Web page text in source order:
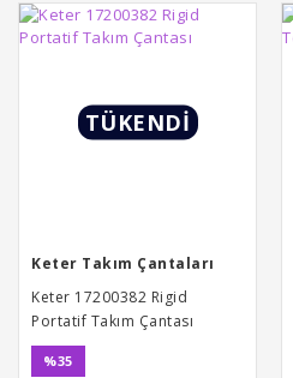
TÜKENDİ
Keter Takım Çantaları
Keter 17200382 Rigid
Portatif Takım Çantası
%35